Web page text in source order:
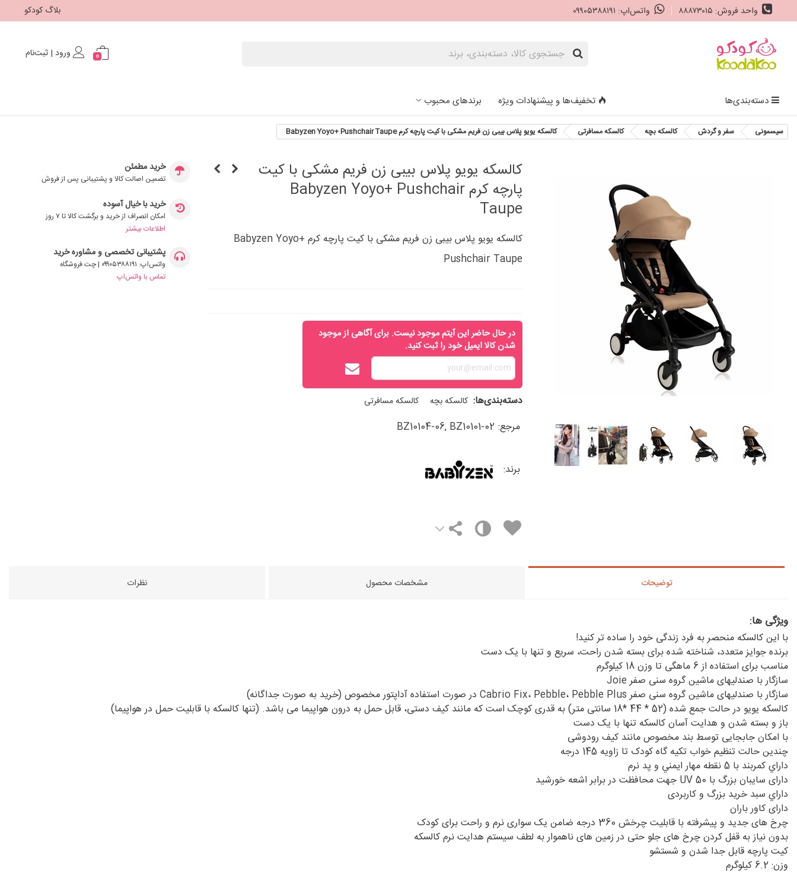
واحد فروش: ۸۸۸۷۳۰۱۵ واتس‌اپ: ۰۹۹۰۵۳۸۸۱۹۱ بلاگ کودکو
0 ورود | ثبت‌نام
دسته‌بندی‌ها تخفیف‌ها و پیشنهادات ویژه برندهای محبوب
سیسمونی سفر و گردش کالسکه بچه کالسکه مسافرتی کالسکه یویو پلاس بیبی زن فریم مشکی با کیت پارچه کرم Babyzen Yoyo+ Pushchair Taupe
کالسکه یویو پلاس بیبی زن فریم مشکی با کیت
پارچه کرم Babyzen Yoyo+ Pushchair
Taupe
کالسکه یویو پلاس بیبی زن فریم مشکی با کیت پارچه کرم Babyzen Yoyo+
Pushchair Taupe
در حال حاضر این آیتم موجود نیست. برای آگاهی از موجود
شدن کالا ایمیل خود را ثبت کنید.
دسته‌بندی‌ها: کالسکه بچه کالسکه مسافرتی
مرجع: BZ10104-06, BZ10101-02
برند:
خرید مطمئن
تضمین اصالت کالا و پشتیبانی پس از فروش
خرید با خیال آسوده
امکان انصراف از خرید و برگشت کالا تا ۷ روز
اطلاعات بیشتر
پشتیبانی تخصصی و مشاوره خرید
واتس‌اپ: ۰۹۹۰۵۳۸۸۱۹۱ | چت فروشگاه
تماس با واتس‌اپ
توضیحات مشخصات محصول نظرات
ویژگی ها:
با این کالسکه منحصر به فرد زندگی خود را ساده تر کنید!
برنده جوایز متعدد، شناخته شده برای بسته شدن راحت، سریع و تنها با یک دست
مناسب برای استفاده از 6 ماهگی تا وزن 18 کیلوگرم
سازگار با صندلیهای ماشین گروه سنی صفر Joie
سازگار با صندلیهای ماشین گروه سنی صفر Cabrio Fix، Pebble، Pebble Plus در صورت استفاده آداپتور مخصوص (خرید به صورت جداگانه)
کالسکه یویو در حالت جمع شده (52 * 44 *18 سانتی متر) به قدری کوچک است که مانند کیف دستی، قابل حمل به درون هواپیما می باشد. (تنها کالسکه با قابلیت حمل در هواپیما)
باز و بسته شدن و هدایت آسان کالسکه تنها با یک دست
با امکان جابجایی توسط بند مخصوص مانند کیف رودوشی
چندین حالت تنظیم خواب تکیه گاه کودک تا زاویه 145 درجه
داراي كمربند با 5 نقطه مهار ايمني و پد نرم
دارای سایبان بزرگ با UV 50 جهت محافظت در برابر اشعه خورشید
داراي سبد خريد بزرگ و کاربردی
دارای کاور باران
چرخ های جدید و پیشرفته با قابلیت چرخش 360 درجه ضامن یک سواری نرم و راحت برای کودک
بدون نیاز به قفل کردن چرخ های جلو حتی در زمین های ناهموار به لطف سیستم هدایت نرم کالسکه
کیت پارچه قابل جدا شدن و شستشو
وزن: 6.2 کیلوگرم